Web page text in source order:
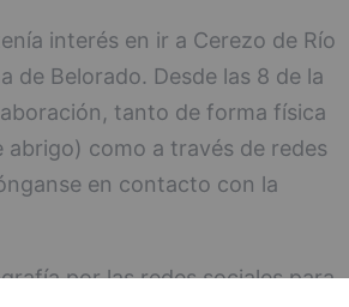
interés en ir a Cerezo de Río
de Belorado. Desde las 8 de la
tanto de forma física
abrigo) como a través de redes
en contacto con la
por las redes sociales para